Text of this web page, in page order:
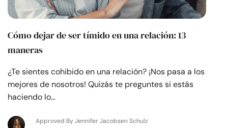
Cómo dejar de ser tímido en una relación: 13
maneras
¿Te sientes cohibido en una relación? ¡Nos pasa a los
mejores de nosotros! Quizás te preguntes si estás
haciendo lo…
Approved By Jennifer Jacobsen Schulz